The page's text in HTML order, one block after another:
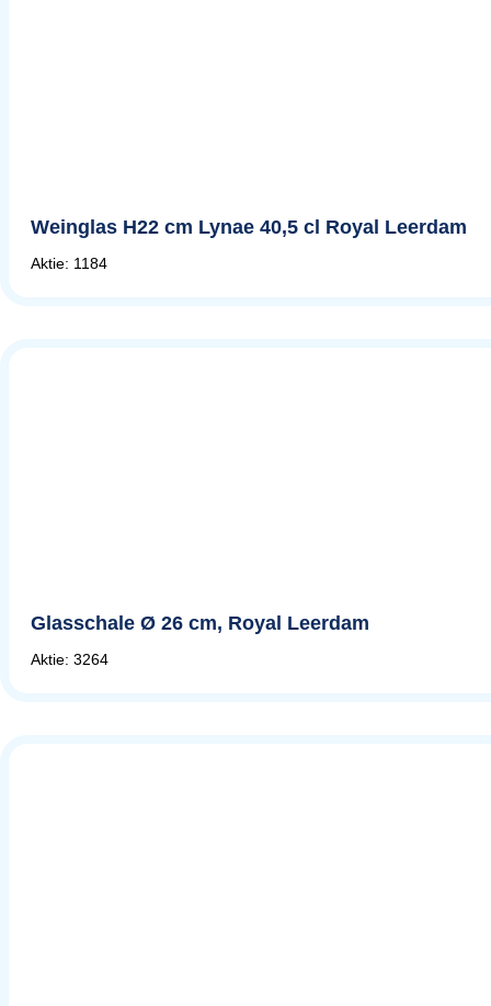
Weinglas H22 cm Lynae 40,5 cl Royal Leerdam
Aktie: 1184
Glasschale Ø 26 cm, Royal Leerdam
Aktie: 3264